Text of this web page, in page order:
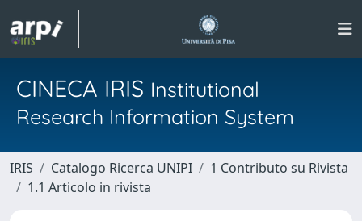
CINECA IRIS Institutional
Research Information System
IRIS Catalogo Ricerca UNIPI
1 Contributo su Rivista
1.1 Articolo in rivista